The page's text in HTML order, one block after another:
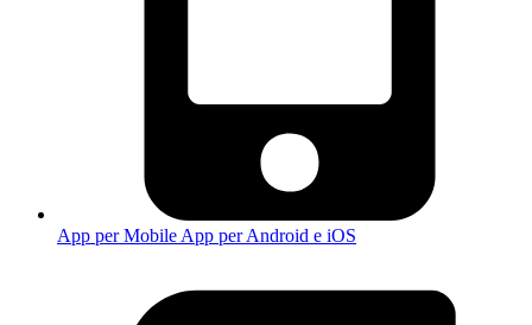
App per Mobile App per Android e iOS